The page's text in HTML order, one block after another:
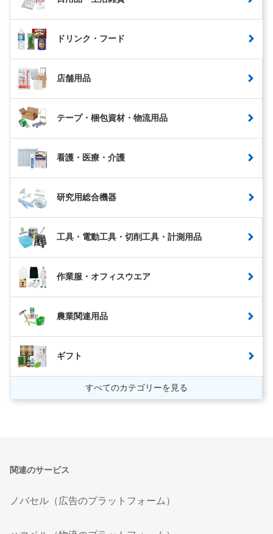
ドリンク・フード
店舗用品
テープ・梱包資材・物流用品
看護・医療・介護
研究用総合機器
工具・電動工具・切削工具・計測用品
作業服・オフィスウエア
農業関連用品
ギフト
すべてのカテゴリーを見る
関連のサービス
ノバセル（広告のプラットフォーム）